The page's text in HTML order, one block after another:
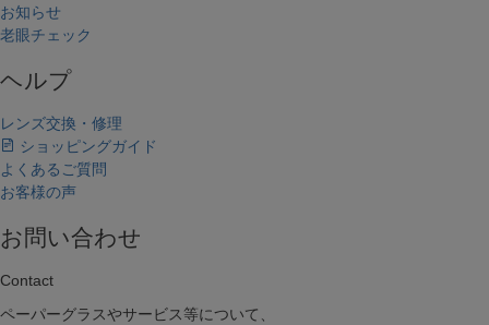
お知らせ
老眼チェック
ヘルプ
レンズ交換・修理
ショッピングガイド
よくあるご質問
お客様の声
お問い合わせ
Contact
ペーパーグラスやサービス等について、